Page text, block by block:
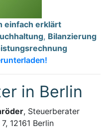
einfach erklärt
, Bilanzierung
in Berlin
, Steuerberater
12161 Berlin